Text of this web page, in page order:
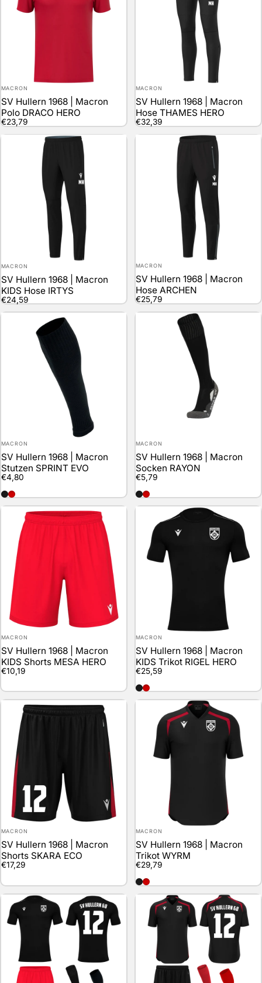
Anbieter:
MACRON
SV Hullern 1968 | Macron
Polo DRACO HERO
€23,79
Anbieter:
MACRON
SV Hullern 1968 | Macron
Hose THAMES HERO
€32,39
Anbieter:
MACRON
SV Hullern 1968 | Macron
KIDS Hose IRTYS
€24,59
Anbieter:
MACRON
SV Hullern 1968 | Macron
Hose ARCHEN
€25,79
Anbieter:
MACRON
SV Hullern 1968 | Macron
Stutzen SPRINT EVO
€4,80
schwarz
rot
Anbieter:
MACRON
SV Hullern 1968 | Macron
Socken RAYON
€5,79
schwarz
rot
Anbieter:
MACRON
SV Hullern 1968 | Macron
KIDS Shorts MESA HERO
€10,19
Anbieter:
MACRON
SV Hullern 1968 | Macron
KIDS Trikot RIGEL HERO
€25,59
schwarz
rot
Anbieter:
MACRON
SV Hullern 1968 | Macron
Shorts SKARA ECO
€17,29
Anbieter:
MACRON
SV Hullern 1968 | Macron
Trikot WYRM
€29,79
schwarz
rot